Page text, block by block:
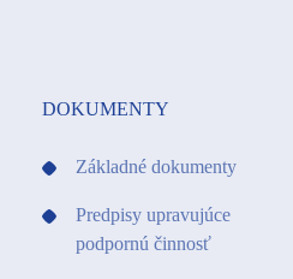
DOKUMENTY
Základné dokumenty
Predpisy upravujúce
podpornú činnosť